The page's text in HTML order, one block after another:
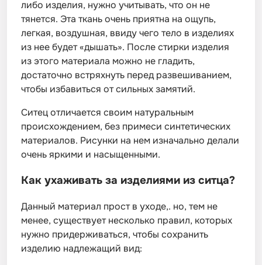
либо изделия, нужно учитывать, что он не
тянется. Эта ткань очень приятна на ощупь,
легкая, воздушная, ввиду чего тело в изделиях
из нее будет «дышать». После стирки изделия
из этого материала можно не гладить,
достаточно встряхнуть перед развешиванием,
чтобы избавиться от сильных замятий.
Ситец отличается своим натуральным
происхождением, без примеси синтетических
материалов. Рисунки на нем изначально делали
очень яркими и насыщенными.
Как ухаживать за изделиями из ситца?
Данный материал прост в уходе,. но, тем не
менее, существует несколько правил, которых
нужно придерживаться, чтобы сохранить
изделию надлежащий вид: